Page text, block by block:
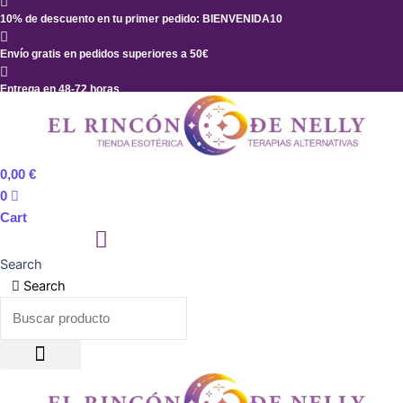
Ir
al
contenido
10% de descuento en tu primer pedido: BIENVENIDA10
Envío gratis en pedidos superiores a 50€
Entrega en 48-72 horas
0,00 €
0
Cart
Search
Search
Suerte